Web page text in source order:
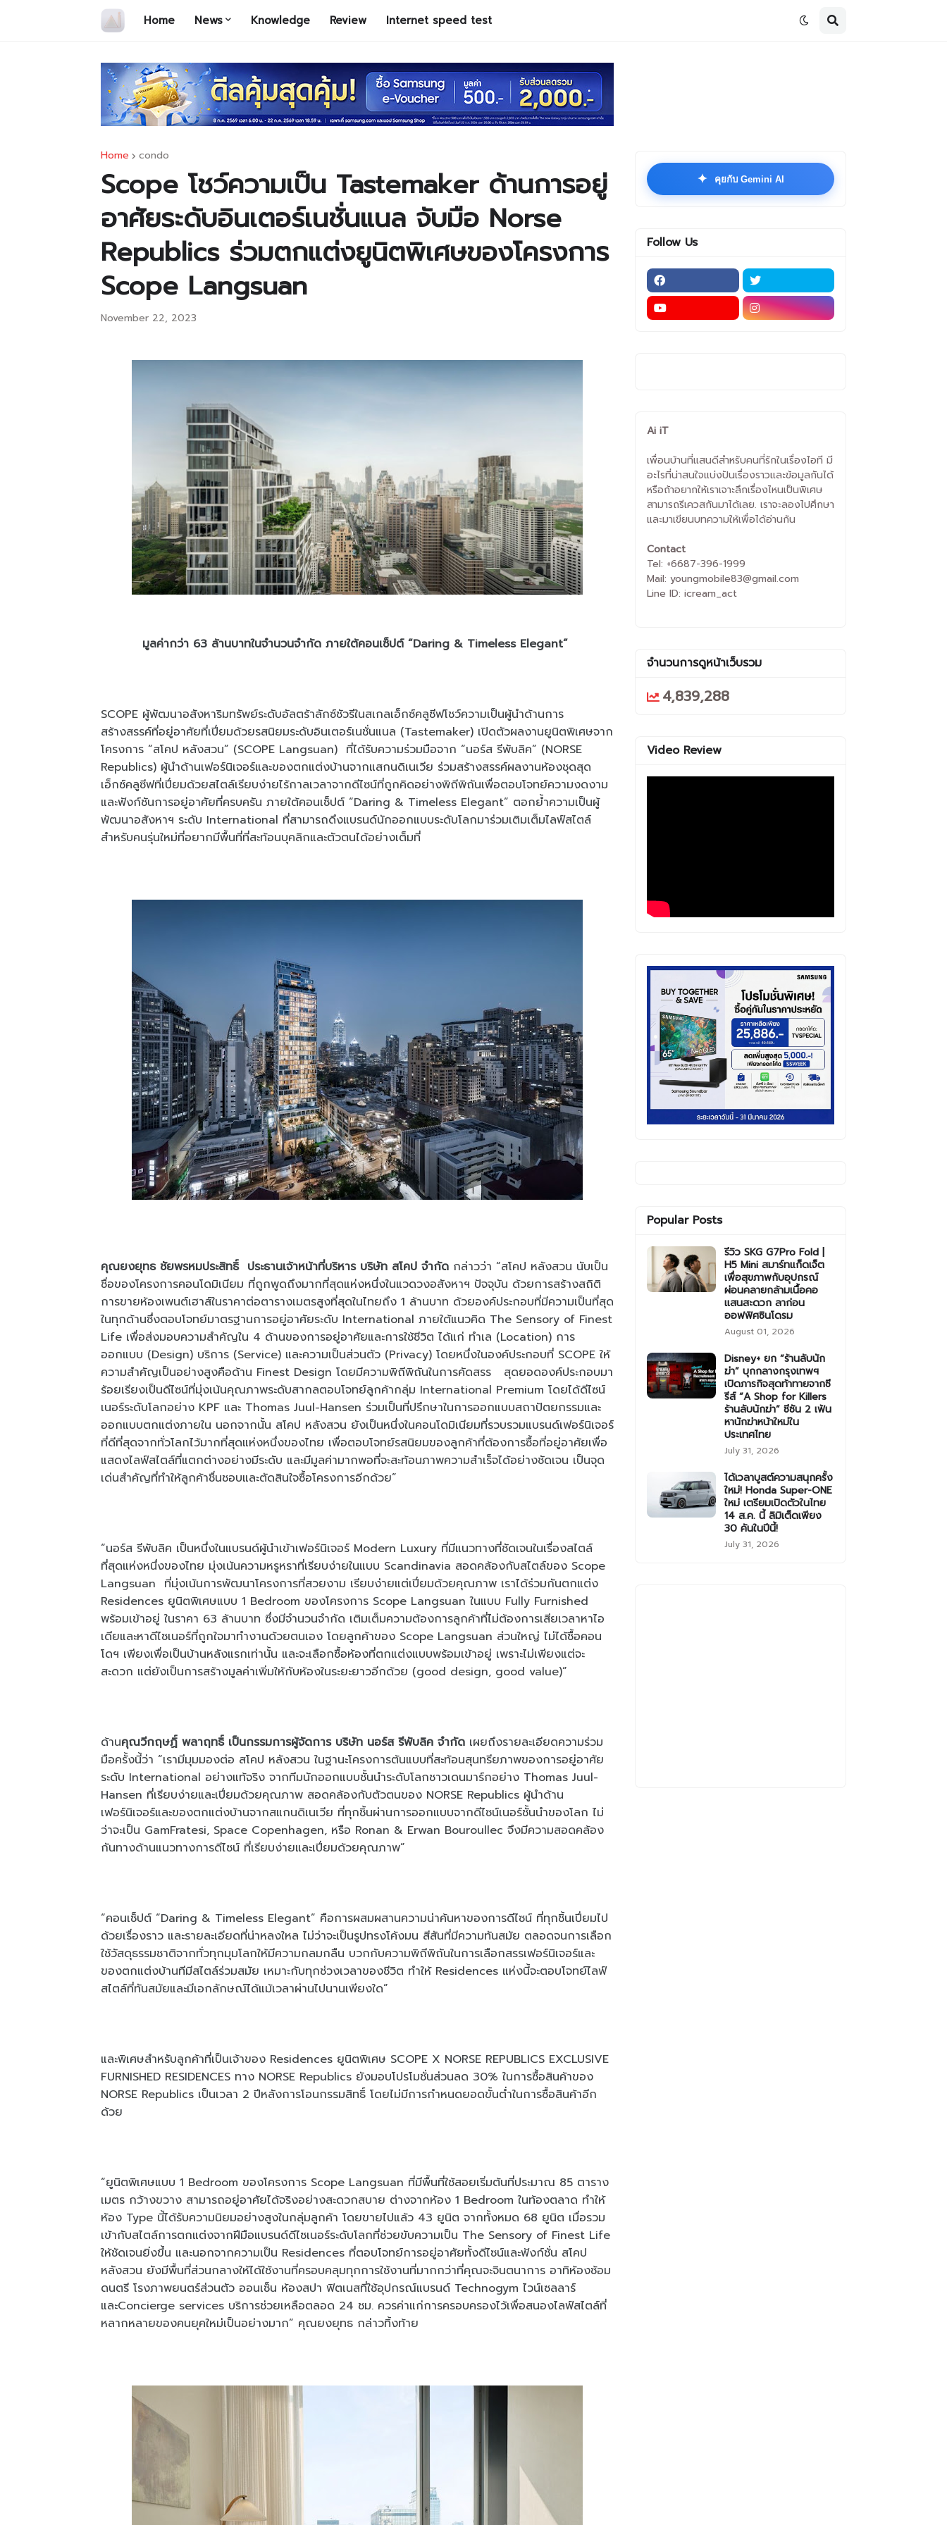
Home News Knowledge Review Internet speed test
Home condo
Scope โชว์ความเป็น Tastemaker ด้านการอยู่
อาศัยระดับอินเตอร์เนชั่นแนล จับมือ Norse
Republics ร่วมตกแต่งยูนิตพิเศษของโครงการ
Scope Langsuan
November 22, 2023
มูลค่ากว่า 63 ล้านบาทในจำนวนจำกัด ภายใต้คอนเซ็ปต์ “Daring & Timeless Elegant”
SCOPE ผู้พัฒนาอสังหาริมทรัพย์ระดับอัลตร้าลักซ์ชัวรีในสเกลเอ็กซ์คลูซีฟโชว์ความเป็นผู้นำด้านการ
สร้างสรรค์ที่อยู่อาศัยที่เปี่ยมด้วยรสนิยมระดับอินเตอร์เนชั่นแนล (Tastemaker) เปิดตัวผลงานยูนิตพิเศษจาก
โครงการ “สโคป หลังสวน” (SCOPE Langsuan) ที่ได้รับความร่วมมือจาก “นอร์ส รีพับลิค” (NORSE
Republics) ผู้นำด้านเฟอร์นิเจอร์และของตกแต่งบ้านจากแสกนดิเนเวีย ร่วมสร้างสรรค์ผลงานห้องชุดสุด
เอ็กซ์คลูซีฟที่เปี่ยมด้วยสไตล์เรียบง่ายไร้กาลเวลาจากดีไซน์ที่ถูกคิดอย่างพิถีพิถันเพื่อตอบโจทย์ความงดงาม
และฟังก์ชันการอยู่อาศัยที่ครบครัน ภายใต้คอนเซ็ปต์ “Daring & Timeless Elegant” ตอกย้ำความเป็นผู้
พัฒนาอสังหาฯ ระดับ International ที่สามารถดึงแบรนด์นักออกแบบระดับโลกมาร่วมเติมเต็มไลฟ์สไตล์
สำหรับคนรุ่นใหม่ที่อยากมีพื้นที่ที่สะท้อนบุคลิกและตัวตนได้อย่างเต็มที่
คุณยงยุทธ ชัยพรหมประสิทธิ์ ประธานเจ้าหน้าที่บริหาร บริษัท สโคป จำกัด กล่าวว่า “สโคป หลังสวน นับเป็น
ชื่อของโครงการคอนโดมิเนียม ที่ถูกพูดถึงมากที่สุดแห่งหนึ่งในแวดวงอสังหาฯ ปัจจุบัน ด้วยการสร้างสถิติ
การขายห้องเพนต์เฮาส์ในราคาต่อตารางเมตรสูงที่สุดในไทยถึง 1 ล้านบาท ด้วยองค์ประกอบที่มีความเป็นที่สุด
ในทุกด้านซึ่งตอบโจทย์มาตรฐานการอยู่อาศัยระดับ International ภายใต้แนวคิด The Sensory of Finest
Life เพื่อส่งมอบความสำคัญใน 4 ด้านของการอยู่อาศัยและการใช้ชีวิต ได้แก่ ทำเล (Location) การ
ออกแบบ (Design) บริการ (Service) และความเป็นส่วนตัว (Privacy) โดยหนึ่งในองค์ประกอบที่ SCOPE ให้
ความสำคัญเป็นอย่างสูงคือด้าน Finest Design โดยมีความพิถีพิถันในการคัดสรร สุดยอดองค์ประกอบมา
ร้อยเรียงเป็นดีไซน์ที่มุ่งเน้นคุณภาพระดับสากลตอบโจทย์ลูกค้ากลุ่ม International Premium โดยได้ดีไซน์
เนอร์ระดับโลกอย่าง KPF และ Thomas Juul-Hansen ร่วมเป็นที่ปรึกษาในการออกแบบสถาปัตยกรรมและ
ออกแบบตกแต่งภายใน นอกจากนั้น สโคป หลังสวน ยังเป็นหนึ่งในคอนโดมิเนียมที่รวบรวมแบรนด์เฟอร์นิเจอร์
ที่ดีที่สุดจากทั่วโลกไว้มากที่สุดแห่งหนึ่งของไทย เพื่อตอบโจทย์รสนิยมของลูกค้าที่ต้องการซื้อที่อยู่อาศัยเพื่อ
แสดงไลฟ์สไตล์ที่แตกต่างอย่างมีระดับ และมีมูลค่ามากพอที่จะสะท้อนภาพความสำเร็จได้อย่างชัดเจน เป็นจุด
เด่นสำคัญที่ทำให้ลูกค้าชื่นชอบและตัดสินใจซื้อโครงการอีกด้วย”
“นอร์ส รีพับลิค เป็นหนึ่งในแบรนด์ผู้นำเข้าเฟอร์นิเจอร์ Modern Luxury ที่มีแนวทางที่ชัดเจนในเรื่องสไตล์
ที่สุดแห่งหนึ่งของไทย มุ่งเน้นความหรูหราที่เรียบง่ายในแบบ Scandinavia สอดคล้องกับสไตล์ของ Scope
Langsuan ที่มุ่งเน้นการพัฒนาโครงการที่สวยงาม เรียบง่ายแต่เปี่ยมด้วยคุณภาพ เราได้ร่วมกันตกแต่ง
Residences ยูนิตพิเศษแบบ 1 Bedroom ของโครงการ Scope Langsuan ในแบบ Fully Furnished
พร้อมเข้าอยู่ ในราคา 63 ล้านบาท ซึ่งมีจำนวนจำกัด เติมเต็มความต้องการลูกค้าที่ไม่ต้องการเสียเวลาหาไอ
เดียและหาดีไซเนอร์ที่ถูกใจมาทำงานด้วยตนเอง โดยลูกค้าของ Scope Langsuan ส่วนใหญ่ ไม่ได้ซื้อคอน
โดฯ เพียงเพื่อเป็นบ้านหลังแรกเท่านั้น และจะเลือกซื้อห้องที่ตกแต่งแบบพร้อมเข้าอยู่ เพราะไม่เพียงแต่จะ
สะดวก แต่ยังเป็นการสร้างมูลค่าเพิ่มให้กับห้องในระยะยาวอีกด้วย (good design, good value)”
ด้านคุณวีกฤษฏิ์ พลาฤทธิ์ เป็นกรรมการผู้จัดการ บริษัท นอร์ส รีพับลิค จำกัด เผยถึงรายละเอียดความร่วม
มือครั้งนี้ว่า “เรามีมุมมองต่อ สโคป หลังสวน ในฐานะโครงการต้นแบบที่สะท้อนสุนทรียภาพของการอยู่อาศัย
ระดับ International อย่างแท้จริง จากทีมนักออกแบบชั้นนำระดับโลกชาวเดนมาร์กอย่าง Thomas Juul-
Hansen ที่เรียบง่ายและเปี่ยมด้วยคุณภาพ สอดคล้องกับตัวตนของ NORSE Republics ผู้นำด้าน
เฟอร์นิเจอร์และของตกแต่งบ้านจากสแกนดิเนเวีย ที่ทุกชิ้นผ่านการออกแบบจากดีไซน์เนอร์ชั้นนำของโลก ไม่
ว่าจะเป็น GamFratesi, Space Copenhagen, หรือ Ronan & Erwan Bouroullec จึงมีความสอดคล้อง
กันทางด้านแนวทางการดีไซน์ ที่เรียบง่ายและเปี่ยมด้วยคุณภาพ”
“คอนเซ็ปต์ “Daring & Timeless Elegant” คือการผสมผสานความน่าค้นหาของการดีไซน์ ที่ทุกชิ้นเปี่ยมไป
ด้วยเรื่องราว และรายละเอียดที่น่าหลงใหล ไม่ว่าจะเป็นรูปทรงโค้งมน สีสันที่มีความทันสมัย ตลอดจนการเลือก
ใช้วัสดุธรรมชาติจากทั่วทุกมุมโลกให้มีความกลมกลืน บวกกับความพิถีพิถันในการเลือกสรรเฟอร์นิเจอร์และ
ของตกแต่งบ้านทีมีสไตล์ร่วมสมัย เหมาะกับทุกช่วงเวลาของชีวิต ทำให้ Residences แห่งนี้จะตอบโจทย์ไลฟ์
สไตล์ที่ทันสมัยและมีเอกลักษณ์ได้แม้เวลาผ่านไปนานเพียงใด”
และพิเศษสำหรับลูกค้าที่เป็นเจ้าของ Residences ยูนิตพิเศษ SCOPE X NORSE REPUBLICS EXCLUSIVE
FURNISHED RESIDENCES ทาง NORSE Republics ยังมอบโปรโมชั่นส่วนลด 30% ในการซื้อสินค้าของ
NORSE Republics เป็นเวลา 2 ปีหลังการโอนกรรมสิทธิ์ โดยไม่มีการกำหนดยอดขั้นต่ำในการซื้อสินค้าอีก
ด้วย
“ยูนิตพิเศษแบบ 1 Bedroom ของโครงการ Scope Langsuan ที่มีพื้นที่ใช้สอยเริ่มต้นที่ประมาณ 85 ตาราง
เมตร กว้างขวาง สามารถอยู่อาศัยได้จริงอย่างสะดวกสบาย ต่างจากห้อง 1 Bedroom ในท้องตลาด ทำให้
ห้อง Type นี้ได้รับความนิยมอย่างสูงในกลุ่มลูกค้า โดยขายไปแล้ว 43 ยูนิต จากทั้งหมด 68 ยูนิต เมื่อรวม
เข้ากับสไตล์การตกแต่งจากฝีมือแบรนด์ดีไซเนอร์ระดับโลกที่ช่วยขับความเป็น The Sensory of Finest Life
ให้ชัดเจนยิ่งขึ้น และนอกจากความเป็น Residences ที่ตอบโจทย์การอยู่อาศัยทั้งดีไซน์และฟังก์ชั่น สโคป
หลังสวน ยังมีพื้นที่ส่วนกลางให้ได้ใช้งานที่ครอบคลุมทุกการใช้งานที่มากกว่าที่คุณจะจินตนาการ อาทิห้องซ้อม
ดนตรี โรงภาพยนตร์ส่วนตัว ออนเซ็น ห้องสปา ฟิตเนสที่ใช้อุปกรณ์แบรนด์ Technogym ไวน์เซลลาร์
และConcierge services บริการช่วยเหลือตลอด 24 ชม. ควรค่าแก่การครอบครองไว้เพื่อสนองไลฟ์สไตล์ที่
หลากหลายของคนยุคใหม่เป็นอย่างมาก” คุณยงยุทธ กล่าวทิ้งท้าย
✦ คุยกับ Gemini AI
Follow Us
Ai iT
เพื่อนบ้านที่แสนดีสำหรับคนที่รักในเรื่องไอที มี
อะไรที่น่าสนใจแบ่งปันเรื่องราวและข้อมูลกันได้
หรือถ้าอยากให้เราเจาะลึกเรื่องไหนเป็นพิเศษ
สามารถรีเควสกันมาได้เลย. เราจะลองไปศึกษา
และมาเขียนบทความให้เพื่อได้อ่านกัน
Contact
Tel: +6687-396-1999
Mail: youngmobile83@gmail.com
Line ID: icream_act
จำนวนการดูหน้าเว็บรวม
4,839,288
Video Review
Popular Posts
รีวิว SKG G7Pro Fold |
H5 Mini สมาร์ทแก็ดเจ็ต
เพื่อสุขภาพกับอุปกรณ์
ผ่อนคลายกล้ามเนื้อคอ
แสนสะดวก ลาก่อน
ออฟฟิศซินโดรม
August 01, 2026
Disney+ ยก “ร้านลับนัก
ฆ่า” บุกกลางกรุงเทพฯ
เปิดภารกิจสุดท้าทายจากซี
รีส์ “A Shop for Killers
ร้านลับนักฆ่า” ซีซัน 2 เฟ้น
หานักฆ่าหน้าใหม่ใน
ประเทศไทย
July 31, 2026
ได้เวลาบูสต์ความสนุกครั้ง
ใหม่! Honda Super-ONE
ใหม่ เตรียมเปิดตัวในไทย
14 ส.ค. นี้ ลิมิเต็ดเพียง
30 คันในปีนี้!
July 31, 2026